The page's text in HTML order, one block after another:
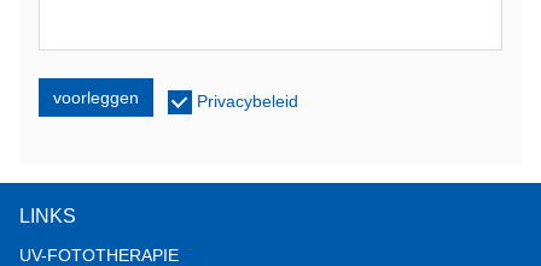
voorleggen Privacybeleid
LINKS
UV-FOTOTHERAPIE